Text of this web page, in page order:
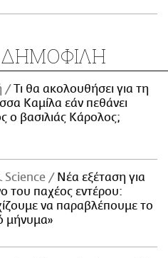
ΔΗΜΟΦΙΛΗ
Τι θα ακολουθήσει για τη
Καμίλα εάν πεθάνει
ο βασιλιάς Κάρολος;
Science
Νέα εξέταση για
του παχέος εντέρου:
να παραβλέπουμε το
μήνυμα»